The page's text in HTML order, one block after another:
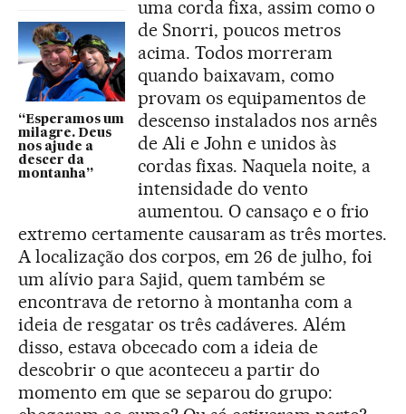
“Esperamos um
milagre. Deus
nos ajude a
descer da
montanha”
uma corda fixa, assim como o
de Snorri, poucos metros
acima. Todos morreram
quando baixavam, como
provam os equipamentos de
descenso instalados nos arnês
de Ali e John e unidos às
cordas fixas. Naquela noite, a
intensidade do vento
aumentou. O cansaço e o frio
extremo certamente causaram as três mortes.
A localização dos corpos, em 26 de julho, foi
um alívio para Sajid, quem também se
encontrava de retorno à montanha com a
ideia de resgatar os três cadáveres. Além
disso, estava obcecado com a ideia de
descobrir o que aconteceu a partir do
momento em que se separou do grupo: